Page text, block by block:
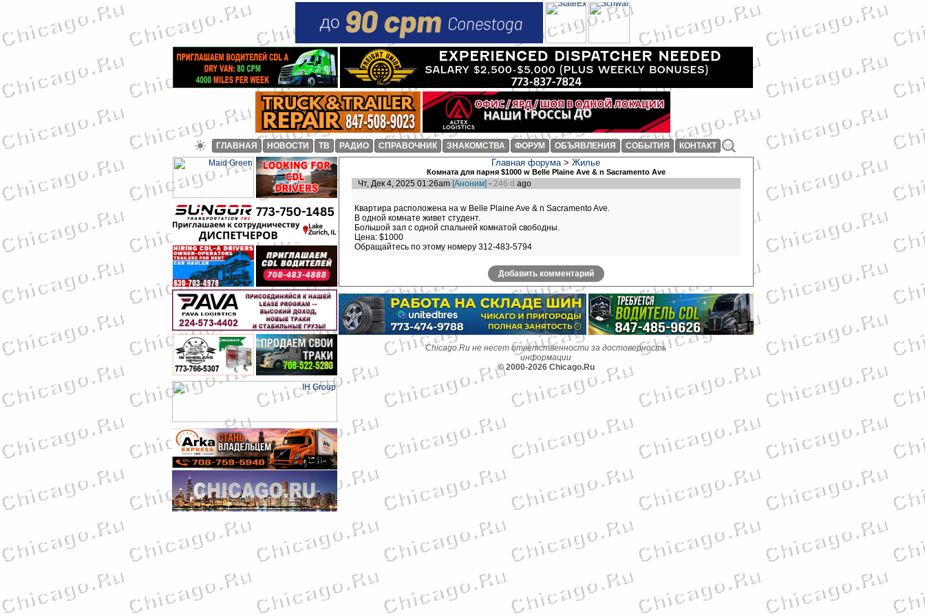
ГЛАВНАЯ НОВОСТИ ТВ РАДИО СПРАВОЧНИК ЗНАКОМСТВА ФОРУМ ОБЪЯВЛЕНИЯ СОБЫТИЯ КОНТАКТ
Главная форума> Жилье
Комната для парня $1000 w Belle Plaine Ave & n Sacramento Ave
Чт, Дек 4, 2025 01:26am [Аноним] -246 d ago
Квартира расположена на w Belle Plaine Ave & n Sacramento Ave.
В одной комнате живет студент.
Большой зал с одной спальней комнатой свободны.
Цена: $1000
Обращайтесь по этому номеру 312-483-5794
Добавить комментарий
Chicago.Ru не несет ответственности за достоверность
информации
© 2000-2026 Chicago.Ru